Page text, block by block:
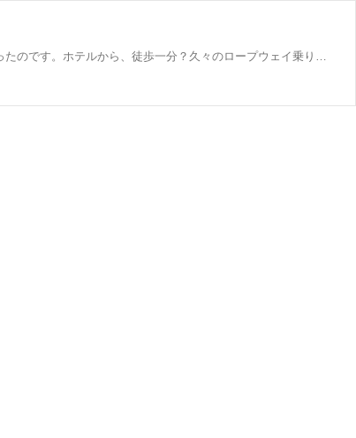
熱海旅行記です。二泊三日の初日。ホテルにチェックインした我々は、ちょいと観光へ。久々にロープウェイに乗って山頂に行こうと思ったのです。ホテルから、徒歩一分？久々のロープウェイ乗り場。ゲーセンも台数が減りましたが、健在。切符を購入してイザ山頂へ。いやー、な